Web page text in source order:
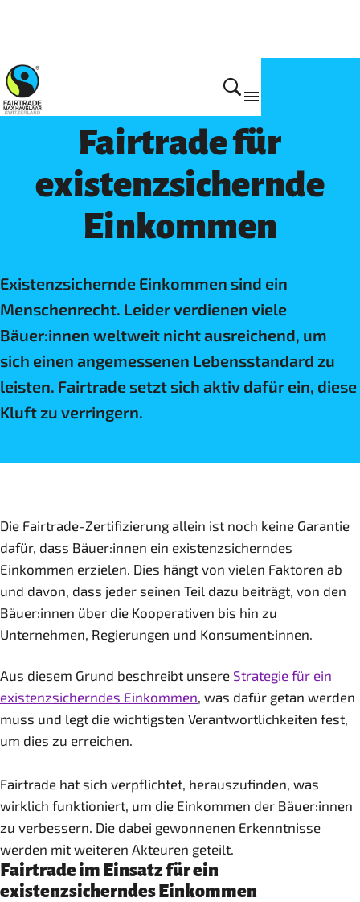
Existenzsichernde Einkommen & Löhne
Fairtrade für
existenzsichernde
Einkommen
Existenzsichernde Einkommen sind ein
Menschenrecht. Leider verdienen viele
Bäuer:innen weltweit nicht ausreichend, um
sich einen angemessenen Lebensstandard zu
leisten. Fairtrade setzt sich aktiv dafür ein, diese
Kluft zu verringern.
Die Fairtrade-Zertifizierung allein ist noch keine Garantie
dafür, dass Bäuer:innen ein existenzsicherndes
Einkommen erzielen. Dies hängt von vielen Faktoren ab
und davon, dass jeder seinen Teil dazu beiträgt, von den
Bäuer:innen über die Kooperativen bis hin zu
Unternehmen, Regierungen und Konsument:innen.
Aus diesem Grund beschreibt unsere Strategie für ein
existenzsicherndes Einkommen, was dafür getan werden
muss und legt die wichtigsten Verantwortlichkeiten fest,
um dies zu erreichen.
Fairtrade hat sich verpflichtet, herauszufinden, was
wirklich funktioniert, um die Einkommen der Bäuer:innen
zu verbessern. Die dabei gewonnenen Erkenntnisse
werden mit weiteren Akteuren geteilt.
Fairtrade im Einsatz für ein
existenzsicherndes Einkommen